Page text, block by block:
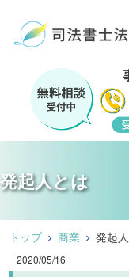
発起人とは
トップ 商業 発起
2020/05/16